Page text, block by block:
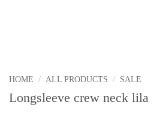
HOME / ALL PRODUCTS / SALE
Longsleeve crew neck lila